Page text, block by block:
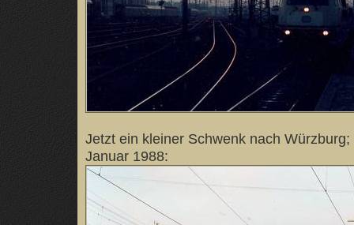
Jetzt ein kleiner Schwenk nach
Januar 1988: